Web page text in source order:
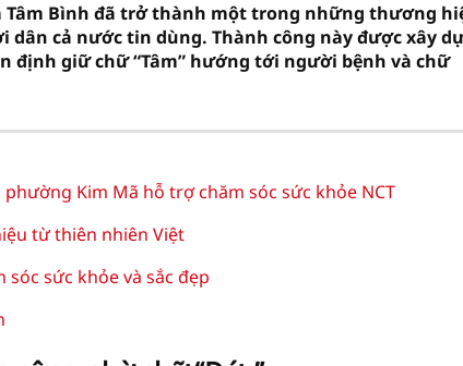
Bình đã trở thành một trong những thương
cả nước tin dùng. Thành công này được xây
định giữ chữ “Tâm” hướng tới người bệnh và chữ
Kim Mã hỗ trợ chăm sóc sức khỏe NCT
từ thiên nhiên Việt
sóc sức khỏe và sắc đẹp